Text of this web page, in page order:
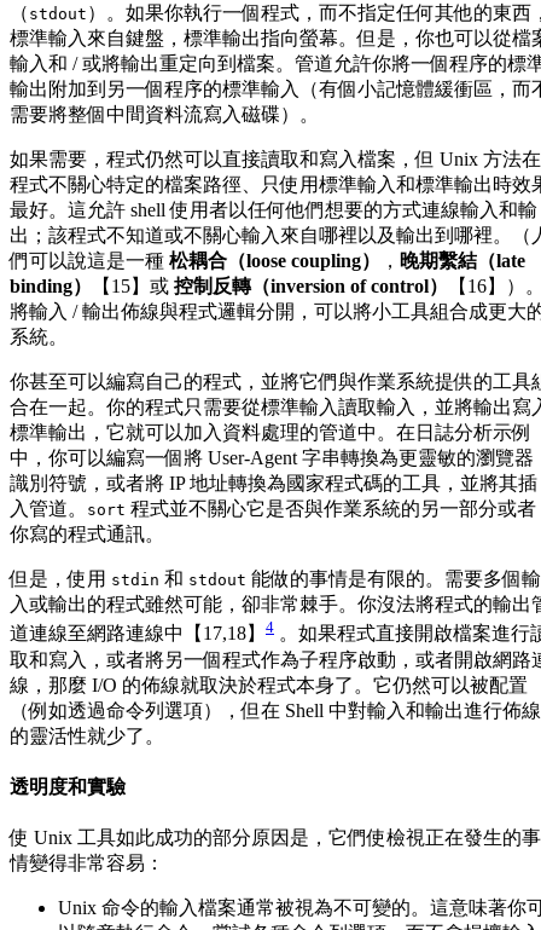
（ stdout ）。如果你執行一個程式，而不指定任何其他的東西
標準輸入來自鍵盤，標準輸出指向螢幕。但是，你也可以從檔
輸入和 / 或將輸出重定向到檔案。管道允許你將一個程序的標
輸出附加到另一個程序的標準輸入（有個小記憶體緩衝區，而
需要將整個中間資料流寫入磁碟）。
如果需要，程式仍然可以直接讀取和寫入檔案，但 Unix 方法在
程式不關心特定的檔案路徑、只使用標準輸入和標準輸出時效
最好。這允許 shell 使用者以任何他們想要的方式連線輸入和輸
出；該程式不知道或不關心輸入來自哪裡以及輸出到哪裡。（
們可以說這是一種 松耦合（loose coupling） ， 晚期繫結（late
binding）
【15】或 控制反轉（inversion of control）
【16】）
將輸入 / 輸出佈線與程式邏輯分開，可以將小工具組合成更大
系統。
你甚至可以編寫自己的程式，並將它們與作業系統提供的工具
合在一起。你的程式只需要從標準輸入讀取輸入，並將輸出寫
標準輸出，它就可以加入資料處理的管道中。在日誌分析示例
中，你可以編寫一個將 User-Agent 字串轉換為更靈敏的瀏覽器
識別符號，或者將 IP 地址轉換為國家程式碼的工具，並將其插
入管道。
sort 程式並不關心它是否與作業系統的另一部分或者
你寫的程式通訊。
但是，使用 stdin 和 stdout 能做的事情是有限的。需要多個輸
入或輸出的程式雖然可能，卻非常棘手。你沒法將程式的輸出
道連線至網路連線中【17,18】 4 。如果程式直接開啟檔案進行
取和寫入，或者將另一個程式作為子程序啟動，或者開啟網路
線，那麼 I/O 的佈線就取決於程式本身了。它仍然可以被配置
（例如透過命令列選項），但在 Shell 中對輸入和輸出進行佈線
的靈活性就少了。
透明度和實驗
使 Unix 工具如此成功的部分原因是，它們使檢視正在發生的事
情變得非常容易：
Unix 命令的輸入檔案通常被視為不可變的。這意味著你